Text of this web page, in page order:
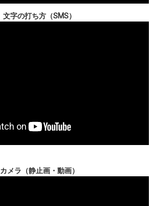
文字の打ち方（SMS）
カメラ（静止画・動画）